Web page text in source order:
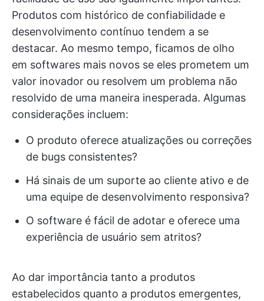
Produtos com histórico de confiabilidade e
desenvolvimento contínuo tendem a se
destacar. Ao mesmo tempo, ficamos de olho
em softwares mais novos se eles prometem um
valor inovador ou resolvem um problema não
resolvido de uma maneira inesperada. Algumas
considerações incluem:
O produto oferece atualizações ou correções
de bugs consistentes?
Há sinais de um suporte ao cliente ativo e de
uma equipe de desenvolvimento responsiva?
O software é fácil de adotar e oferece uma
experiência de usuário sem atritos?
Ao dar importância tanto a produtos
estabelecidos quanto a produtos emergentes,